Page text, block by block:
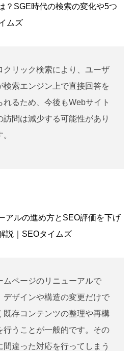
？SGE時代の検索の変化や5つ
ムズ
クリック検索により、ユーザ
検索エンジン上で直接回答を
れるため、今後もWebサイト
訪問は減少する可能性があり
アルの進め方とSEO評価を下げ
説｜SEOタイムズ
ムページのリニューアルで
デザインや構造の変更だけで
既存コンテンツの整理や再構
行うことが一般的です。その
間違った対応を行ってしまう